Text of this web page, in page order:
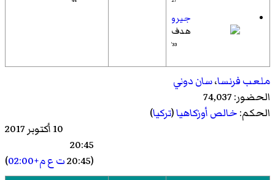
جيرو
33'
ملعب فرنسا،سان دوني
الحضور: 74,037
الحكم:خالص أوزكاهيا(تركيا)
10 أكتوبر 2017
20:45
(20:45
ت ع م+02:00
)